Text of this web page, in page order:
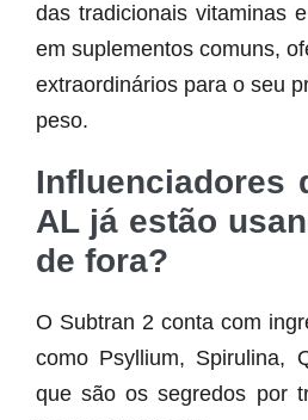
das tradicionais vitaminas
em suplementos comuns,
extraordinários para o seu
peso.
Influenciadores
AL já estão
de fora?
O Subtran 2 conta com
como Psyllium, Spirulina,
que são os segredos por